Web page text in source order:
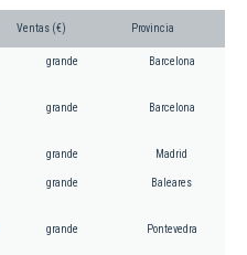
Ventas (€) Provincia
grande Barcelona
grande Barcelona
grande Madrid
grande Baleares
grande Pontevedra